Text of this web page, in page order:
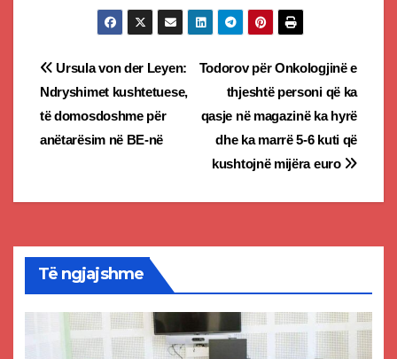
Post
navigation
Todorov për Onkologjinë e
thjeshtë personi që ka
qasje në magazinë ka hyrë
dhe ka marrë 5-6 kuti që
kushtojnë mijëra euro
Ursula von der Leyen:
Ndryshimet kushtetuese,
të domosdoshme për
anëtarësim në BE-në
Të ngjajshme